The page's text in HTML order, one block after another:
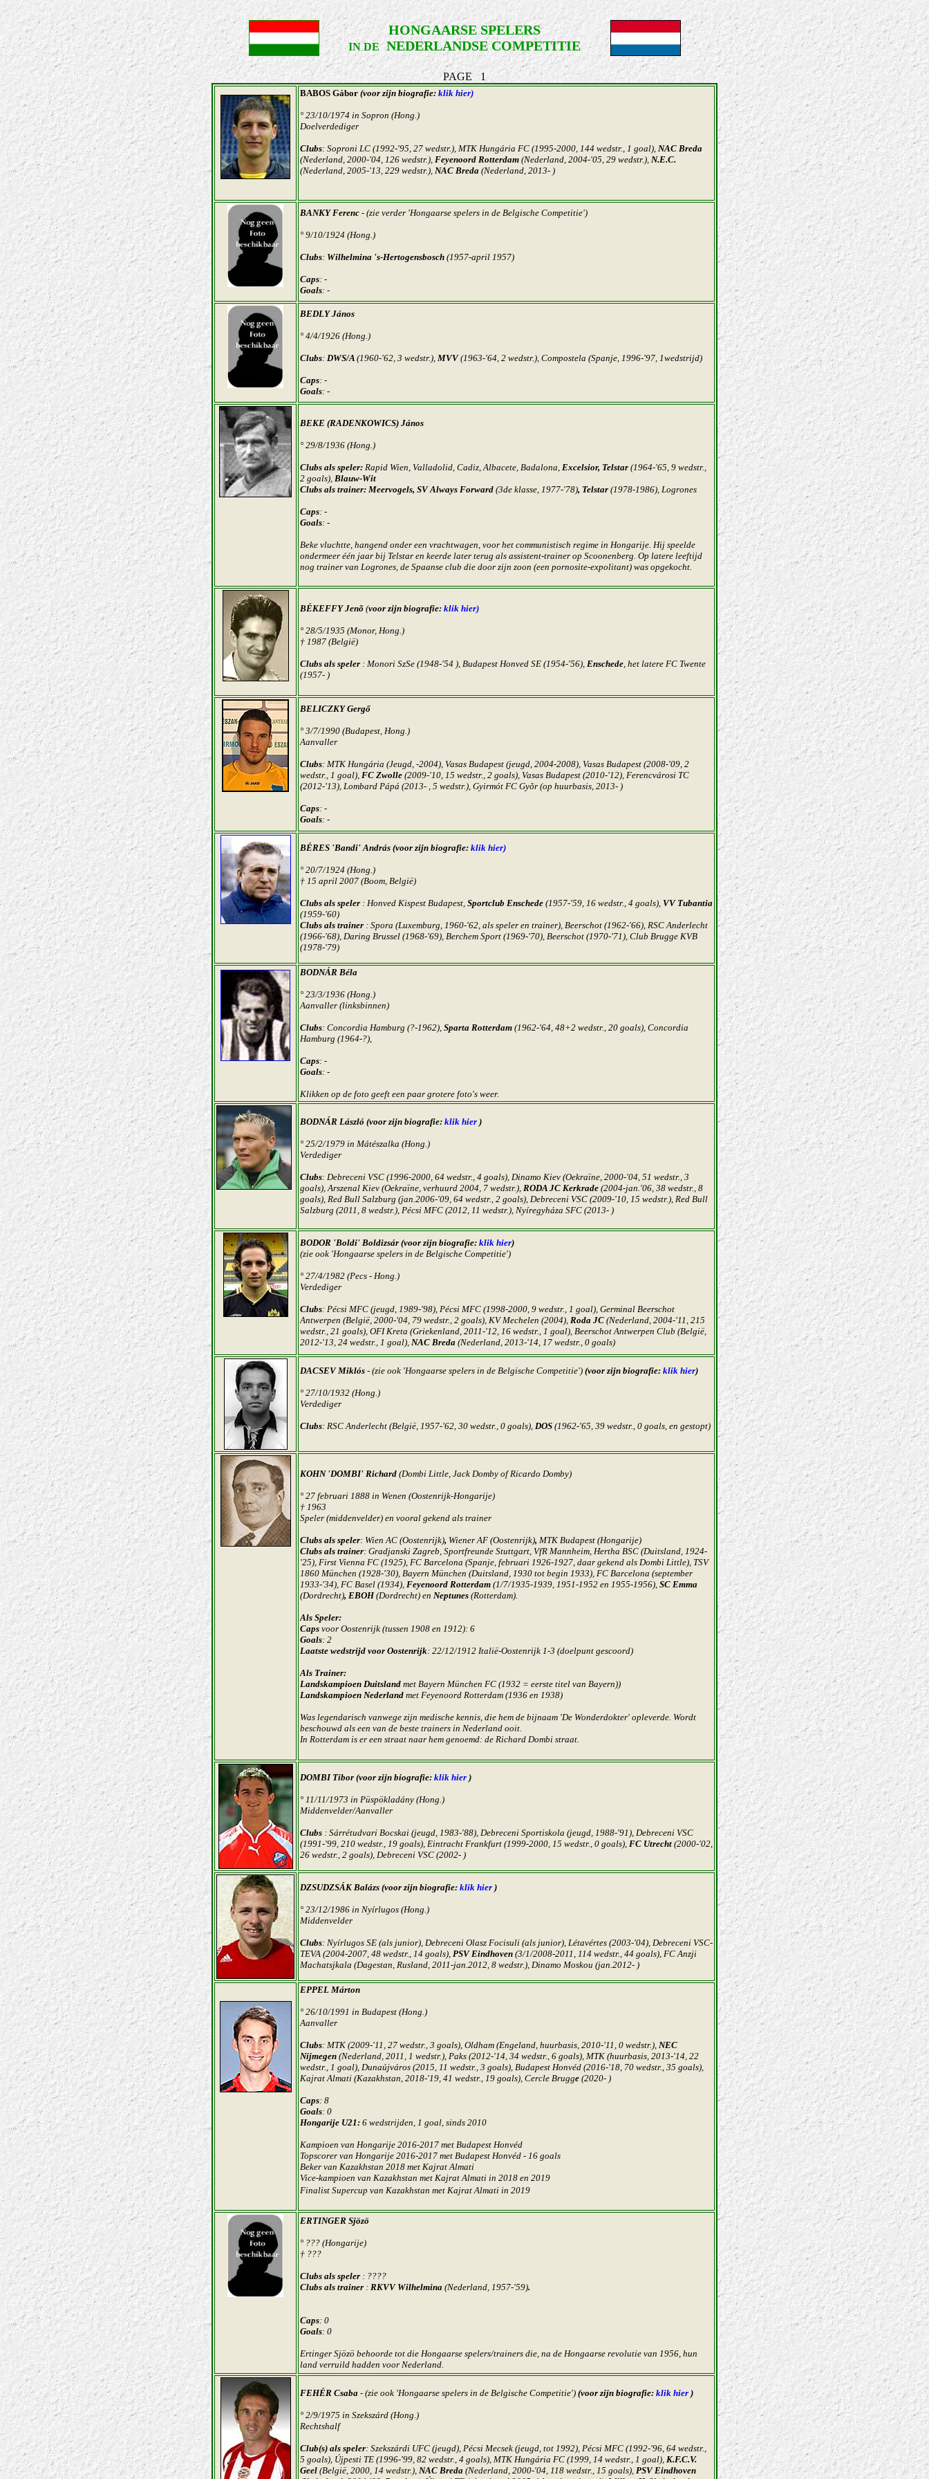
HONGAARSE SPELERS
IN DE NEDERLANDSE COMPETITIE
PAGE 1
BABOS Gábor (voor zijn biografie: klik hier)
° 23/10/1974 in Sopron (Hong.)
Doelverdediger
Clubs: Soproni LC (1992-'95, 27 wedstr.), MTK Hungária FC (1995-2000, 144 wedstr., 1 goal), NAC Breda
(Nederland, 2000-'04, 126 wedstr.), Feyenoord Rotterdam (Nederland, 2004-'05, 29 wedstr.), N.E.C.
(Nederland, 2005-'13, 229 wedstr.), NAC Breda (Nederland, 2013- )
BANKY Ferenc - (zie verder 'Hongaarse spelers in de Belgische Competitie')
° 9/10/1924 (Hong.)
Clubs: Wilhelmina 's-Hertogensbosch (1957-april 1957)
Caps: -
Goals: -
BEDLY János
° 4/4/1926 (Hong.)
Clubs: DWS/A (1960-'62, 3 wedstr.), MVV(1963-'64, 2 wedstr.), Compostela (Spanje, 1996-'97, 1wedstrijd)
Caps: -
Goals: -
BEKE (RADENKOWICS) János
° 29/8/1936 (Hong.)
Clubs als speler: Rapid Wien, Valladolid, Cadiz, Albacete, Badalona, Excelsior, Telstar (1964-'65, 9 wedstr.,
2 goals), Blauw-Wit
Clubs als trainer: Meervogels, SV Always Forward (3de klasse, 1977-'78), Telstar (1978-1986), Logrones
Caps: -
Goals: -
Beke vluchtte, hangend onder een vrachtwagen, voor het communistisch regime in Hongarije. Hij speelde
ondermeer één jaar bij Telstar en keerde later terug als assistent-trainer op Scoonenberg. Op latere leeftijd
nog trainer van Logrones, de Spaanse club die door zijn zoon (een pornosite-expolitant) was opgekocht.
BÉKEFFY Jenõ (voor zijn biografie: klik hier)
° 28/5/1935 (Monor, Hong.)
† 1987 (België)
Clubs als speler : Monori SzSe (1948-'54 ), Budapest Honved SE (1954-'56), Enschede, het latere FC Twente
(1957- )
BELICZKY Gergő
° 3/7/1990 (Budapest, Hong.)
Aanvaller
Clubs: MTK Hungária (Jeugd, -2004), Vasas Budapest (jeugd, 2004-2008), Vasas Budapest (2008-'09, 2
wedstr., 1 goal), FC Zwolle (2009-'10, 15 wedstr., 2 goals), Vasas Budapest (2010-'12), Ferencvárosi TC
(2012-'13), Lombard Pápá (2013- , 5 wedstr.), Gyirmót FC Gyõr (op huurbasis, 2013- )
Caps: -
Goals: -
BÉRES 'Bandi' András (voor zijn biografie: klik hier)
° 20/7/1924 (Hong.)
† 15 april 2007 (Boom, België)
Clubs als speler : Honved Kispest Budapest, Sportclub Enschede (1957-'59, 16 wedstr., 4 goals), VV Tubantia
(1959-'60)
Clubs als trainer : Spora (Luxemburg, 1960-'62, als speler en trainer), Beerschot (1962-'66), RSC Anderlecht
(1966-'68), Daring Brussel (1968-'69), Berchem Sport (1969-'70), Beerschot (1970-'71), Club Brugge KVB
(1978-'79)
BODNÁR Béla
° 23/3/1936 (Hong.)
Aanvaller (linksbinnen)
Clubs: Concordia Hamburg (?-1962), Sparta Rotterdam (1962-'64, 48+2 wedstr., 20 goals), Concordia
Hamburg (1964-?),
Caps: -
Goals: -
Klikken op de foto geeft een paar grotere foto's weer.
BODNÁR László (voor zijn biografie: klik hier )
° 25/2/1979 in Mátészalka (Hong.)
Verdediger
Clubs: Debreceni VSC (1996-2000, 64 wedstr., 4 goals), Dinamo Kiev (Oekraïne, 2000-'04, 51 wedstr., 3
goals), Arszenal Kiev (Oekraïne, verhuurd 2004, 7 wedstr.), RODA JC Kerkrade (2004-jan.'06, 38 wedstr., 8
goals), Red Bull Salzburg (jan.2006-'09, 64 wedstr., 2 goals), Debreceni VSC (2009-'10, 15 wedstr.), Red Bull
Salzburg (2011, 8 wedstr.), Pécsi MFC (2012, 11 wedstr.), Nyíregyháza SFC (2013- )
BODOR 'Boldi' Boldizsár (voor zijn biografie: klik hier)
(zie ook 'Hongaarse spelers in de Belgische Competitie')
° 27/4/1982 (Pecs - Hong.)
Verdediger
Clubs: Pécsi MFC (jeugd, 1989-'98), Pécsi MFC (1998-2000, 9 wedstr., 1 goal), Germinal Beerschot
Antwerpen (België, 2000-'04, 79 wedstr., 2 goals), KV Mechelen (2004), Roda JC (Nederland, 2004-'11, 215
wedstr., 21 goals), OFI Kreta (Griekenland, 2011-'12, 16 wedstr., 1 goal), Beerschot Antwerpen Club (België,
2012-'13, 24 wedstr., 1 goal), NAC Breda (Nederland, 2013-'14, 17 wedstr., 0 goals)
DACSEV Miklós - (zie ook 'Hongaarse spelers in de Belgische Competitie') (voor zijn biografie: klik hier)
° 27/10/1932 (Hong.)
Verdediger
Clubs: RSC Anderlecht (België, 1957-'62, 30 wedstr., 0 goals), DOS (1962-'65, 39 wedstr., 0 goals, en gestopt)
KOHN 'DOMBI' Richard (Dombi Little, Jack Domby of Ricardo Domby)
° 27 februari 1888 in Wenen (Oostenrijk-Hongarije)
† 1963
Speler (middenvelder) en vooral gekend als trainer
Clubs als speler: Wien AC (Oostenrijk), Wiener AF (Oostenrijk), MTK Budapest (Hongarije)
Clubs als trainer: Gradjanski Zagreb, Sportfreunde Stuttgart, VfR Mannheim, Hertha BSC (Duitsland, 1924-
'25), First Vienna FC (1925), FC Barcelona (Spanje, februari 1926-1927, daar gekend als Dombi Little), TSV
1860 München (1928-'30), Bayern München (Duitsland, 1930 tot begin 1933), FC Barcelona (september
1933-'34), FC Basel (1934), Feyenoord Rotterdam (1/7/1935-1939, 1951-1952 en 1955-1956), SC Emma
(Dordrecht), EBOH(Dordrecht) en Neptunes (Rotterdam).
Als Speler:
Caps voor Oostenrijk (tussen 1908 en 1912): 6
Goals: 2
Laatste wedstrijd voor Oostenrijk: 22/12/1912 Italië-Oostenrijk 1-3 (doelpunt gescoord)
Als Trainer:
Landskampioen Duitsland met Bayern München FC (1932 = eerste titel van Bayern))
Landskampioen Nederland met Feyenoord Rotterdam (1936 en 1938)
Was legendarisch vanwege zijn medische kennis, die hem de bijnaam 'De Wonderdokter' opleverde. Wordt
beschouwd als een van de beste trainers in Nederland ooit.
In Rotterdam is er een straat naar hem genoemd: de Richard Dombi straat.
DOMBI Tibor (voor zijn biografie: klik hier )
° 11/11/1973 in Püspökladány (Hong.)
Middenvelder/Aanvaller
Clubs : Sárrétudvari Bocskai (jeugd, 1983-'88), Debreceni Sportiskola (jeugd, 1988-'91), Debreceni VSC
(1991-'99, 210 wedstr., 19 goals), Eintracht Frankfurt (1999-2000, 15 wedstr., 0 goals), FC Utrecht (2000-'02,
26 wedstr., 2 goals), Debreceni VSC (2002- )
DZSUDZSÁK Balázs (voor zijn biografie: klik hier )
° 23/12/1986 in Nyírlugos (Hong.)
Middenvelder
Clubs: Nyírlugos SE (als junior), Debreceni Olasz Focisuli (als junior), Létavértes (2003-'04), Debreceni VSC-
TEVA (2004-2007, 48 wedstr., 14 goals), PSV Eindhoven (3/1/2008-2011, 114 wedstr., 44 goals), FC Anzji
Machatsjkala (Dagestan, Rusland, 2011-jan.2012, 8 wedstr.), Dinamo Moskou (jan.2012- )
EPPEL Márton
° 26/10/1991 in Budapest (Hong.)
Aanvaller
Clubs: MTK (2009-'11, 27 wedstr., 3 goals), Oldham (Engeland, huurbasis, 2010-'11, 0 wedstr.), NEC
Nijmegen (Nederland, 2011, 1 wedstr.), Paks (2012-'14, 34 wedstr., 6 goals), MTK (huurbasis, 2013-'14, 22
wedstr., 1 goal), Dunaújváros (2015, 11 wedstr., 3 goals), Budapest Honvéd (2016-'18, 70 wedstr., 35 goals),
Kajrat Almati (Kazakhstan, 2018-'19, 41 wedstr., 19 goals), Cercle Brugge (2020- )
Caps: 8
Goals: 0
Hongarije U21: 6 wedstrijden, 1 goal, sinds 2010
Kampioen van Hongarije 2016-2017 met Budapest Honvéd
Topscorer van Hongarije 2016-2017 met Budapest Honvéd - 16 goals
Beker van Kazakhstan 2018 met Kajrat Almati
Vice-kampioen van Kazakhstan met Kajrat Almati in 2018 en 2019
Finalist Supercup van Kazakhstan met Kajrat Almati in 2019
ERTINGER Sjözö
° ??? (Hongarije)
† ???
Clubs als speler : ????
Clubs als trainer : RKVV Wilhelmina (Nederland, 1957-'59).
Caps: 0
Goals: 0
Ertinger Sjözö behoorde tot die Hongaarse spelers/trainers die, na de Hongaarse revolutie van 1956, hun
land verruild hadden voor Nederland.
FEHÉR Csaba - (zie ook 'Hongaarse spelers in de Belgische Competitie') (voor zijn biografie: klik hier )
° 2/9/1975 in Szekszárd (Hong.)
Rechtshalf
Club(s) als speler: Szekszárdi UFC (jeugd), Pécsi Mecsek (jeugd, tot 1992), Pécsi MFC (1992-'96, 64 wedstr.,
5 goals), Újpesti TE (1996-'99, 82 wedstr., 4 goals), MTK Hungária FC (1999, 14 wedstr., 1 goal), K.F.C.V.
Geel (België, 2000, 14 wedstr.), NAC Breda (Nederland, 2000-'04, 118 wedstr., 15 goals), PSV Eindhoven